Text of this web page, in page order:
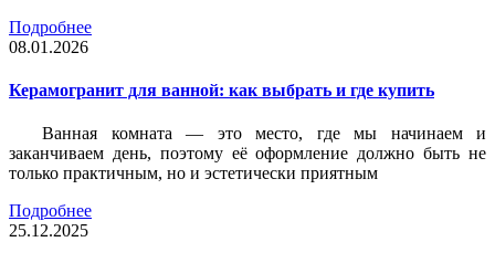
Подробнее
08.01.2026
Керамогранит для ванной: как выбрать и где купить
Ванная комната — это место, где мы начинаем и
заканчиваем день, поэтому её оформление должно быть не
только практичным, но и эстетически приятным
Подробнее
25.12.2025